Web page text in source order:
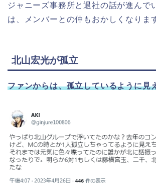
ジャニーズ事務所と退社の話が進んで
は、メンバーとの仲もおかしくなりま
北山宏光が孤立
ファンからは、孤立しているように見